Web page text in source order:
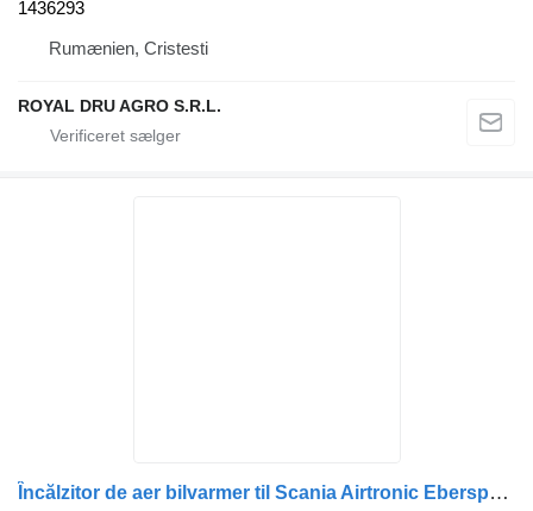
1436293
Rumænien, Cristesti
ROYAL DRU AGRO S.R.L.
Încălzitor de aer bilvarmer til Scania Airtronic Eberspächer D2 24V Diesel lastbil